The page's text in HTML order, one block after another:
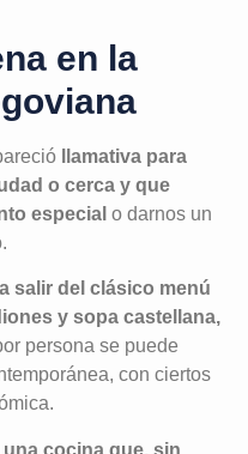
en la
llamativa para
o cerca y que
especial o darnos un
salir del clásico menú
y sopa castellana,
persona se puede
con ciertos
una cocina que, sin